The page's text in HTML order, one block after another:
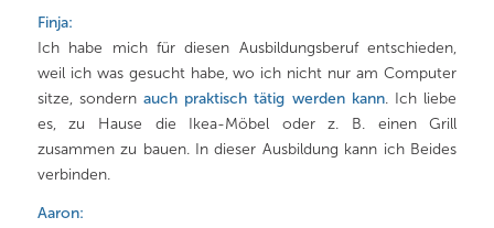
Finja:
Ich habe mich für diesen Ausbildungsberuf entschieden,
weil ich was gesucht habe, wo ich nicht nur am Computer
sitze, sondernauch praktisch tätig werden kann. Ich liebe
es, zu Hause die Ikea-Möbel oder z. B. einen Grill
zusammen zu bauen. In dieser Ausbildung kann ich Beides
verbinden.
Aaron: